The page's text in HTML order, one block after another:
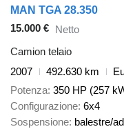
MAN TGA 28.350
15.000 € Netto
Camion telaio
2007
492.630 km
Potenza 350 HP (257
Configurazione 6x4
Sospensione balestre/